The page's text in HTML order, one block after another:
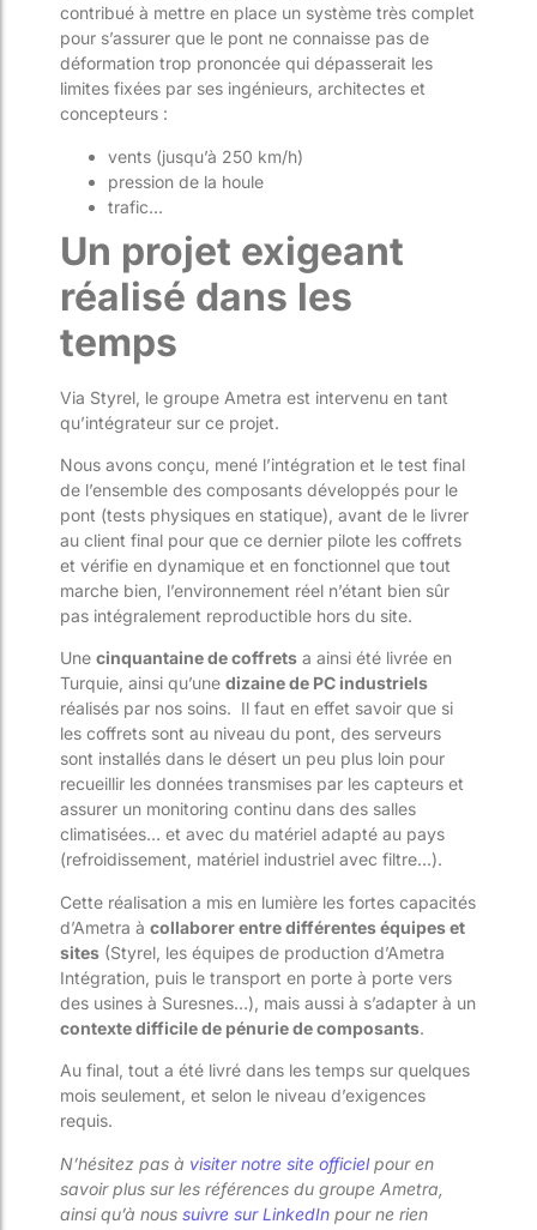
contribué à mettre en place un système très complet
pour s’assurer que le pont ne connaisse pas de
déformation trop prononcée qui dépasserait les
limites fixées par ses ingénieurs, architectes et
concepteurs :
vents (jusqu’à 250 km/h)
pression de la houle
trafic…
Un projet exigeant
réalisé dans les
temps
Via Styrel, le groupe Ametra est intervenu en tant
qu’intégrateur sur ce projet.
Nous avons conçu, mené l’intégration et le test final
de l’ensemble des composants développés pour le
pont (tests physiques en statique), avant de le livrer
au client final pour que ce dernier pilote les coffrets
et vérifie en dynamique et en fonctionnel que tout
marche bien, l’environnement réel n’étant bien sûr
pas intégralement reproductible hors du site.
Une cinquantaine de coffrets a ainsi été livrée en
Turquie, ainsi qu’une dizaine de PC industriels
réalisés par nos soins. Il faut en effet savoir que si
les coffrets sont au niveau du pont, des serveurs
sont installés dans le désert un peu plus loin pour
recueillir les données transmises par les capteurs et
assurer un monitoring continu dans des salles
climatisées… et avec du matériel adapté au pays
(refroidissement, matériel industriel avec filtre…).
Cette réalisation a mis en lumière les fortes capacités
d’Ametra à collaborer entre différentes équipes et
sites (Styrel, les équipes de production d’Ametra
Intégration, puis le transport en porte à porte vers
des usines à Suresnes…), mais aussi à s’adapter à un
contexte difficile de pénurie de composants.
Au final, tout a été livré dans les temps sur quelques
mois seulement, et selon le niveau d’exigences
requis.
N’hésitez pas à visiter notre site officielpour en
savoir plus sur les références du groupe Ametra,
ainsi qu’à nous suivre sur LinkedIn pour ne rien